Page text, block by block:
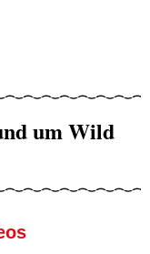
um Wild